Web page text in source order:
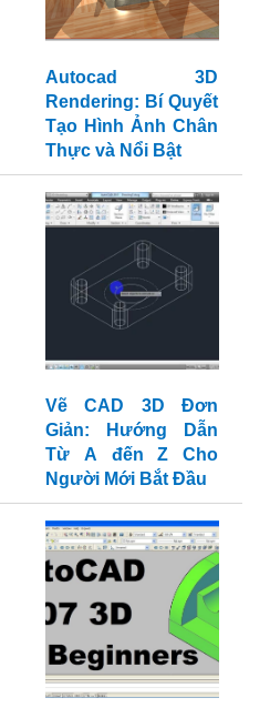
Autocad 3D
Rendering: Bí Quyết
Tạo Hình Ảnh Chân
Thực và Nổi Bật
Vẽ CAD 3D Đơn
Giản: Hướng Dẫn
Từ A đến Z Cho
Người Mới Bắt Đầu